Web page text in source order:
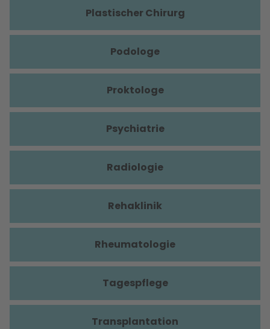
Plastischer Chirurg
Podologe
Proktologe
Psychiatrie
Radiologie
Rehaklinik
Rheumatologie
Tagespflege
Transplantation